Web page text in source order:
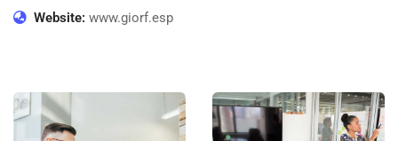
Website: www.giorf.esp